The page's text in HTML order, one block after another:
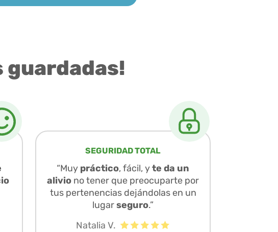
guardadas!
SEGURIDAD TOTAL
“Muy práctico, fácil, yte da un
alivio no tener que preocuparte por
tus pertenencias dejándolas en un
lugarseguro.”
Natalia V.